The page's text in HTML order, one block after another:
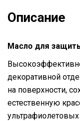
Описание
Масло для
декоративной
на поверхности,
естественную